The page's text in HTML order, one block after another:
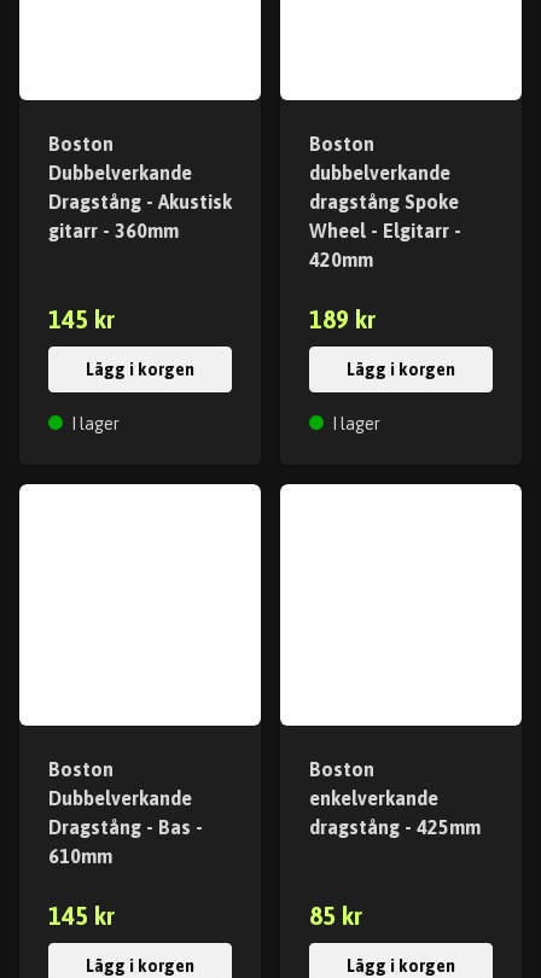
Boston
Dubbelverkande
Dragstång - Akustisk
gitarr - 360mm
145 kr
Lägg i korgen
I lager
Boston
dubbelverkande
dragstång Spoke
Wheel - Elgitarr -
420mm
189 kr
Lägg i korgen
I lager
Boston
Dubbelverkande
Dragstång - Bas -
610mm
145 kr
Lägg i korgen
Boston
enkelverkande
dragstång - 425mm
85 kr
Lägg i korgen